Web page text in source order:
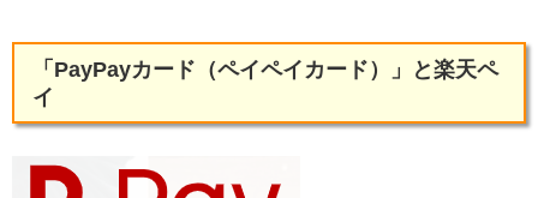
「PayPayカード（ペイペイカード）」と楽天ペ
イ